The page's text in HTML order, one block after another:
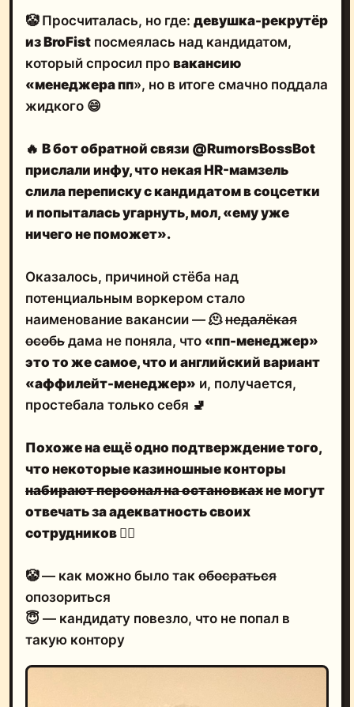
🤡 Просчиталась, но где: девушка-рекрутёр
из BroFist посмеялась над кандидатом,
который спросил про вакансию
«менеджера пп», но в итоге смачно поддала
жидкого 😄
🔥 В бот обратной связи @RumorsBossBot
прислали инфу, что некаяHR-мамзель
слила переписку с кандидатом в соцсетки
и попыталась угарнуть, мол, «ему уже
ничего не поможет».
Оказалось, причиной стёба над
потенциальным воркером стало
наименование вакансии — 🫠недалёкая
особь дама не поняла, что «пп-менеджер»
это то же самое, что и английский вариант
«аффилейт-менеджер» и, получается,
простебала только себя 🚽
Похоже на ещё одно подтверждение того,
что некоторые казиношные конторы
набирают персонал на остановкахне могут
отвечать за адекватность своих
сотрудников 🤷‍♂️
🤡 — как можно было так обосраться
опозориться
😇 — кандидату повезло, что не попал в
такую контору